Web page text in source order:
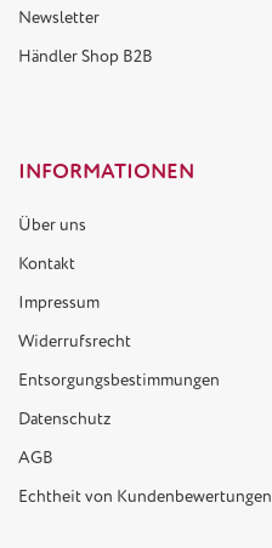
Newsletter
Händler Shop B2B
INFORMATIONEN
Über uns
Kontakt
Impressum
Widerrufsrecht
Entsorgungsbestimmungen
Datenschutz
AGB
Echtheit von Kundenbewertungen